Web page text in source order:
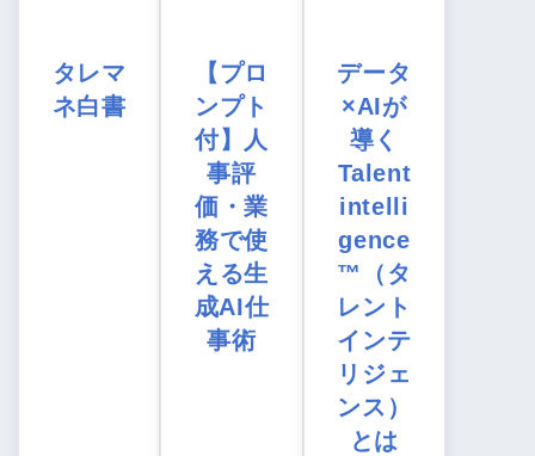
タレマ
ネ白書
【プロ
ンプト
付】人
事評
価・業
務で使
える生
成AI仕
事術
データ
×AIが
導く
Talent
intelli
gence
™（タ
レント
インテ
リジェ
ンス）
とは